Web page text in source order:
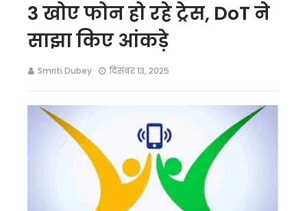
3 खोए फोन हो रहे ट्रेस, DoT ने
साझा किए आंकड़े
Smriti Dubey दिसंबर 13, 2025